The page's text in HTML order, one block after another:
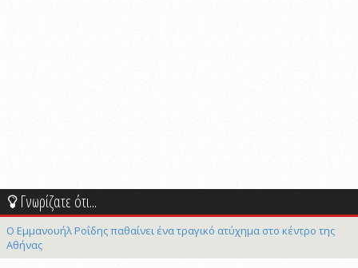
Γνωρίζατε ότι...
Ο Εμμανουήλ Ροΐδης παθαίνει ένα τραγικό ατύχημα στο κέντρο της
Αθήνας